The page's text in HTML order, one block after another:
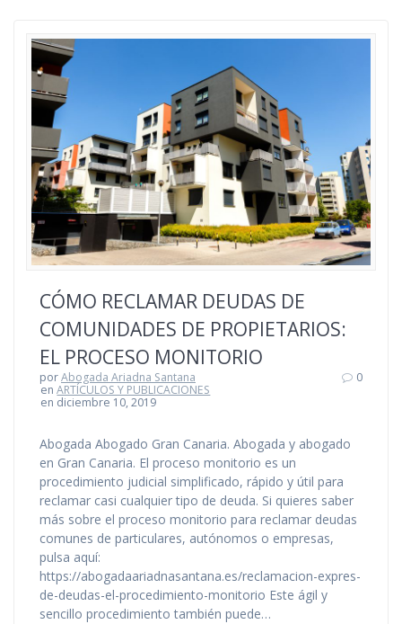
CÓMO RECLAMAR DEUDAS DE
COMUNIDADES DE PROPIETARIOS:
EL PROCESO MONITORIO
porAbogada Ariadna Santana
enARTÍCULOS Y PUBLICACIONES
en diciembre 10, 2019
0
Abogada Abogado Gran Canaria. Abogada y abogado
en Gran Canaria. El proceso monitorio es un
procedimiento judicial simplificado, rápido y útil para
reclamar casi cualquier tipo de deuda. Si quieres saber
más sobre el proceso monitorio para reclamar deudas
comunes de particulares, autónomos o empresas,
pulsa aquí:
https://abogadaariadnasantana.es/reclamacion-expres-
de-deudas-el-procedimiento-monitorio Este ágil y
sencillo procedimiento también puede…